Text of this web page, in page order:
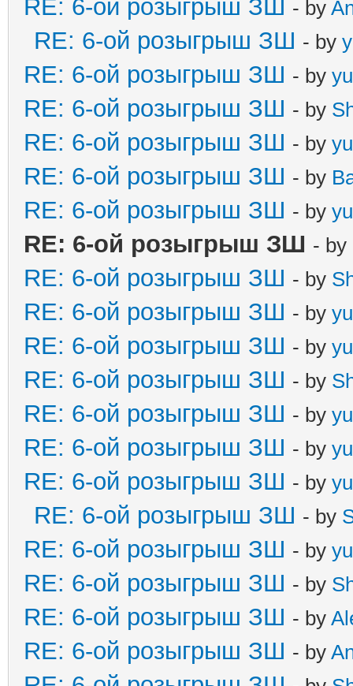
RE: 6-ой розыгрыш ЗШ - by
RE: 6-ой розыгрыш ЗШ - by
RE: 6-ой розыгрыш ЗШ - by
RE: 6-ой розыгрыш ЗШ - by
RE: 6-ой розыгрыш ЗШ - by
RE: 6-ой розыгрыш ЗШ - by
RE: 6-ой розыгрыш ЗШ - by
RE: 6-ой розыгрыш ЗШ - by
RE: 6-ой розыгрыш ЗШ - by
RE: 6-ой розыгрыш ЗШ - by
RE: 6-ой розыгрыш ЗШ - by
RE: 6-ой розыгрыш ЗШ - by
RE: 6-ой розыгрыш ЗШ - by
RE: 6-ой розыгрыш ЗШ - by
RE: 6-ой розыгрыш ЗШ - by
RE: 6-ой розыгрыш ЗШ - by
RE: 6-ой розыгрыш ЗШ - by
RE: 6-ой розыгрыш ЗШ - by
RE: 6-ой розыгрыш ЗШ - by
RE: 6-ой розыгрыш ЗШ - by